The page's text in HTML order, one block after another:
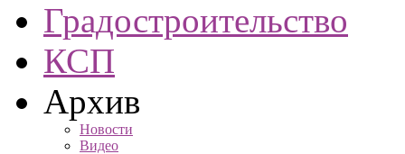
Градостроительство
КСП
Архив
Новости
Видео